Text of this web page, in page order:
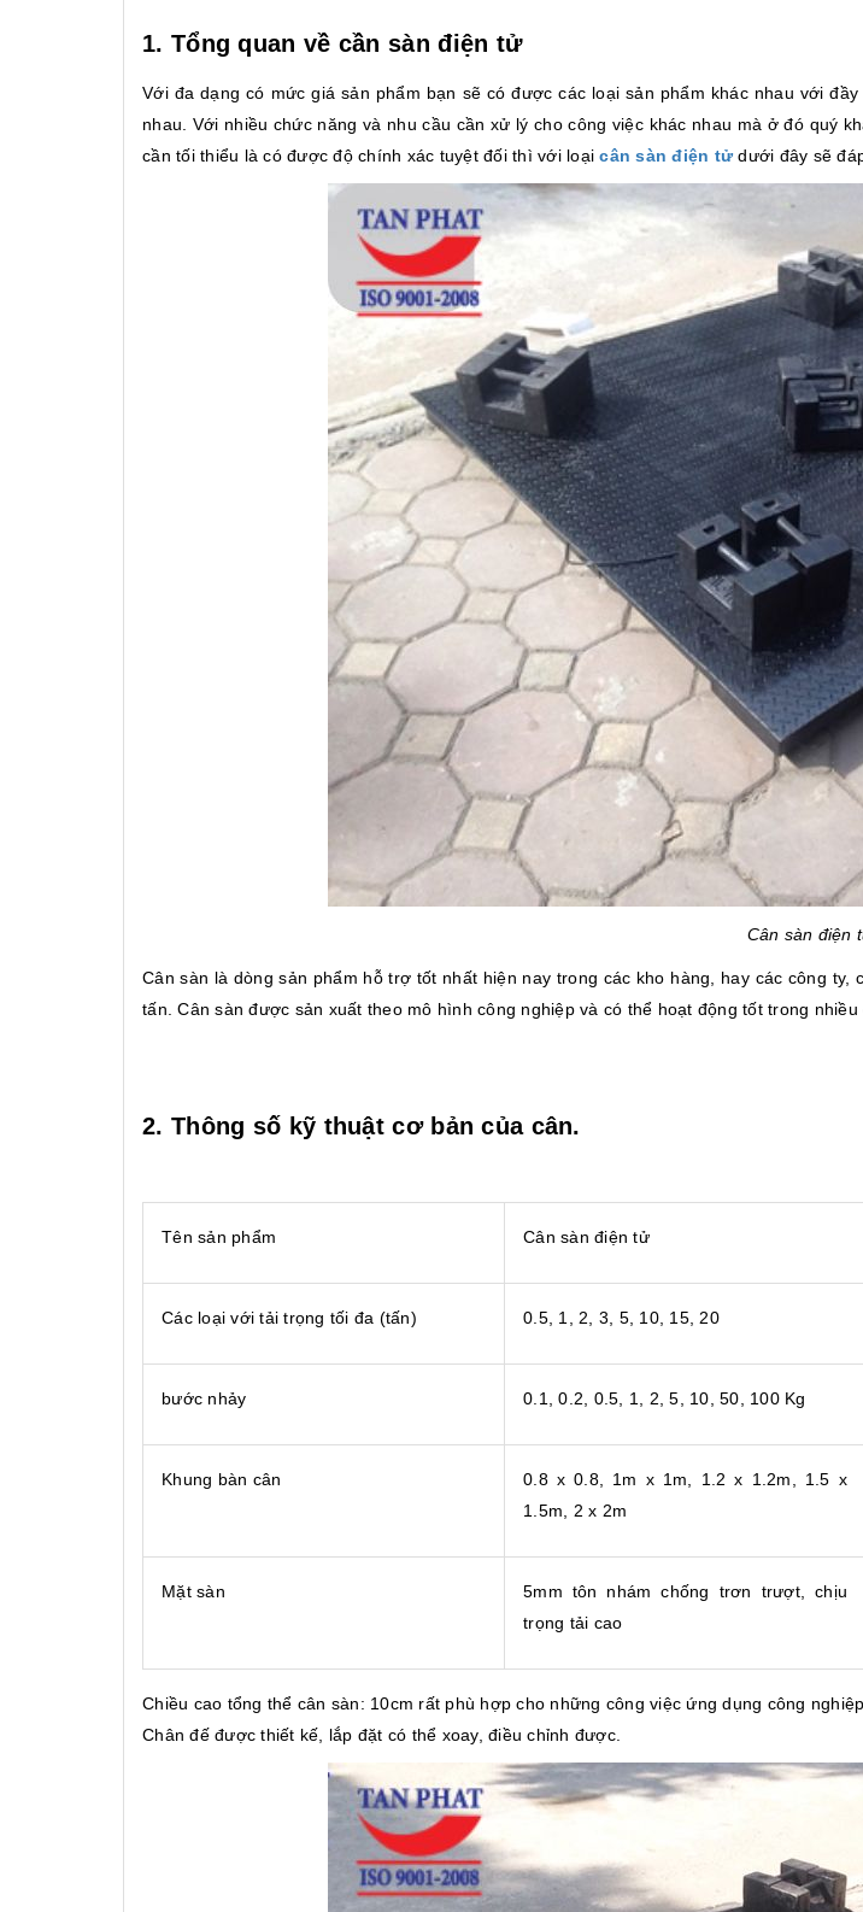
1. Tổng quan về cần sàn điện tử
Với đa dạng có mức giá sản phẩm bạn sẽ có được các loại sản phẩm khác nhau với
nhau. Với nhiều chức năng và nhu cầu cần xử lý cho công việc khác nhau mà ở đó quý
cần tối thiểu là có được độ chính xác tuyệt đối thì với loạicân sàn điện tửdưới đây sẽ
Cân sàn điện
Cân sàn là dòng sản phẩm hỗ trợ tốt nhất hiện nay trong các kho hàng, hay các công
tấn. Cân sàn được sản xuất theo mô hình công nghiệp và có thể hoạt động tốt trong
2. Thông số kỹ thuật cơ bản của cân.
Tên sản phẩm Cân sàn điện tử
Các loại với tải trọng tối đa (tấn) 0.5, 1, 2, 3, 5, 10, 15, 20
bước nhảy 0.1, 0.2, 0.5, 1, 2, 5, 10, 50, 100 Kg
Khung bàn cân
0.8 x 0.8, 1m x 1m, 1.2 x 1.2m, 1.5 x
1.5m, 2 x 2m
Mặt sàn
5mm tôn nhám chống trơn trượt, chịu
trọng tải cao
Chiều cao tổng thể cân sàn: 10cm rất phù hợp cho những công việc ứng dụng công
Chân đế được thiết kế, lắp đặt có thể xoay, điều chỉnh được.